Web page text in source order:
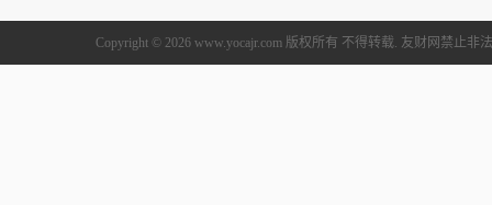
Copyright © 2026 www.yocajr.com 版权所有 不得转载. 友财网禁止非